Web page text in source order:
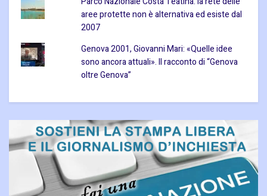
aree protette non è alternativa ed esiste dal
2007
Genova 2001, Giovanni Mari: «Quelle idee
sono ancora attuali». Il racconto di “Genova
oltre Genova”